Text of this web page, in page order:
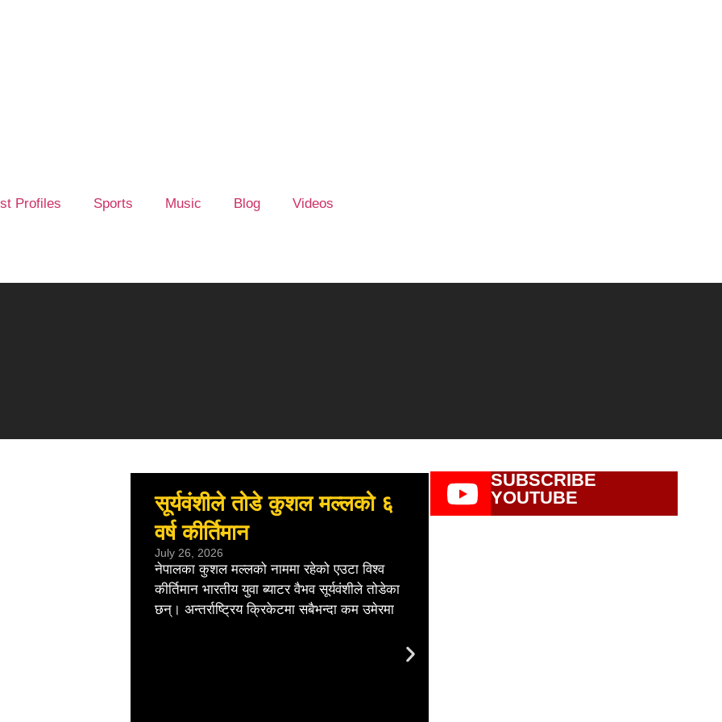
Profiles Sports Music Blog Videos
सूर्यवंशीले तोडे कुशल मल्लको ६
वर्ष कीर्तिमान
July 26, 2026
नेपालका कुशल मल्लको नाममा रहेको एउटा विश्व
कीर्तिमान भारतीय युवा ब्याटर वैभव सूर्यवंशीले तोडेका
छन्। अन्तर्राष्ट्रिय क्रिकेटमा सबैभन्दा कम उमेरमा
SUBSCRIBE
YOUTUBE